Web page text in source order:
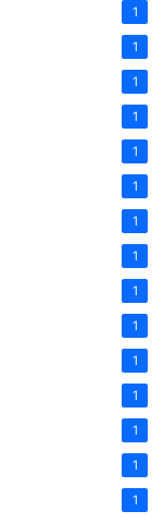
1
1
1
1
1
1
1
1
1
1
1
1
1
1
1